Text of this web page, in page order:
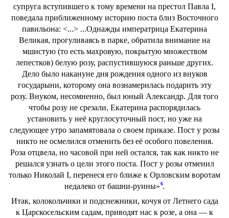
супруга вступившего к тому времени на престол Павла I,
поведала приближенному историю поста близ Восточного
павильона: <...> ...Однажды императрица Екатерина
Великая, прогуливаясь в парке, обратила внимание на
мшистую (то есть махровую, покрытую множеством
лепестков) белую розу, распустившуюся раньше других.
Дело было накануне дня рождения одного из внуков
государыни, которому она вознамерилась подарить эту
розу. Внуком, несомненно, был юный Александр. Для того
чтобы розу не срезали, Екатерина распорядилась
установить у неё круглосуточный пост, но уже на
следующее утро запамятовала о своем приказе. Пост у розы
никто не осмелился отменить без её особого повеления.
Роза отцвела, но часовой при ней остался, так как никто не
решался узнать о цели этого поста. Пост у розы отменил
только Николай I, перенеся его ближе к Орловским воротам
недалеко от башни-руины» 6.
Итак, колокольчики и подснежники, кочуя от Летнего сада
к Царскосельским садам, приводят нас к розе, а она — к